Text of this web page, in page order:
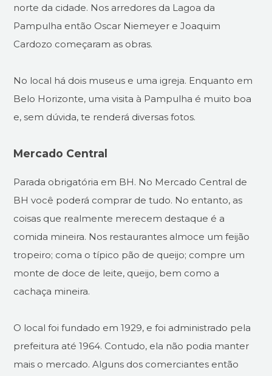
norte da cidade. Nos arredores da Lagoa da
Pampulha então Oscar Niemeyer e Joaquim
Cardozo começaram as obras.
No local há dois museus e uma igreja. Enquanto em
Belo Horizonte, uma visita à Pampulha é muito boa
e, sem dúvida, te renderá diversas fotos.
Mercado Central
Parada obrigatória em BH. No Mercado Central de
BH você poderá comprar de tudo. No entanto, as
coisas que realmente merecem destaque é a
comida mineira. Nos restaurantes almoce um feijão
tropeiro; coma o típico pão de queijo; compre um
monte de doce de leite, queijo, bem como a
cachaça mineira.
O local foi fundado em 1929, e foi administrado pela
prefeitura até 1964. Contudo, ela não podia manter
mais o mercado. Alguns dos comerciantes então